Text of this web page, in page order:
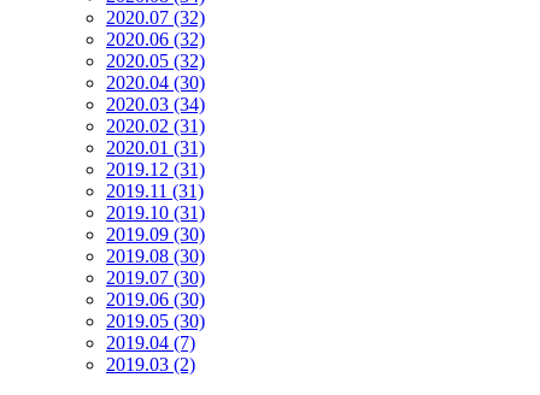
2020.07 (32)
2020.06 (32)
2020.05 (32)
2020.04 (30)
2020.03 (34)
2020.02 (31)
2020.01 (31)
2019.12 (31)
2019.11 (31)
2019.10 (31)
2019.09 (30)
2019.08 (30)
2019.07 (30)
2019.06 (30)
2019.05 (30)
2019.04 (7)
2019.03 (2)